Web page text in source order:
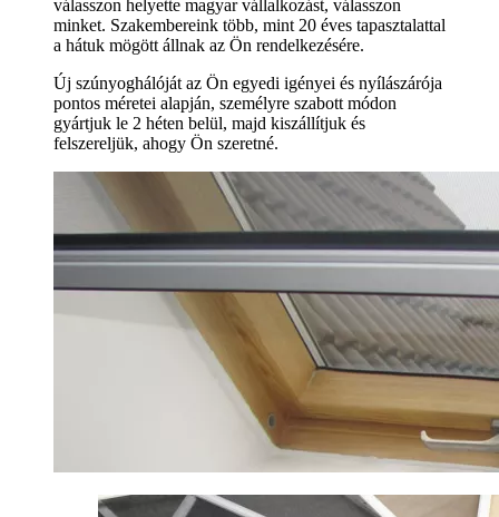
válasszon helyette magyar vállalkozást, válasszon
minket. Szakembereink több, mint 20 éves tapasztalattal
a hátuk mögött állnak az Ön rendelkezésére.
Új szúnyoghálóját az Ön egyedi igényei és nyílászárója
pontos méretei alapján, személyre szabott módon
gyártjuk le 2 héten belül, majd kiszállítjuk és
felszereljük, ahogy Ön szeretné.